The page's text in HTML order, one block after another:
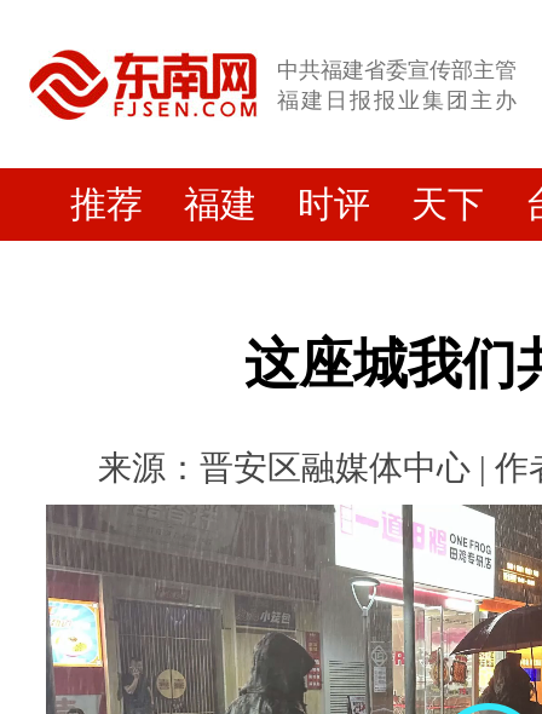
中共福建省委宣传部主管
福建日报报业集团主办
推荐 福建 时评 天下
这座城我们
来源：晋安区融媒体中心 | 作